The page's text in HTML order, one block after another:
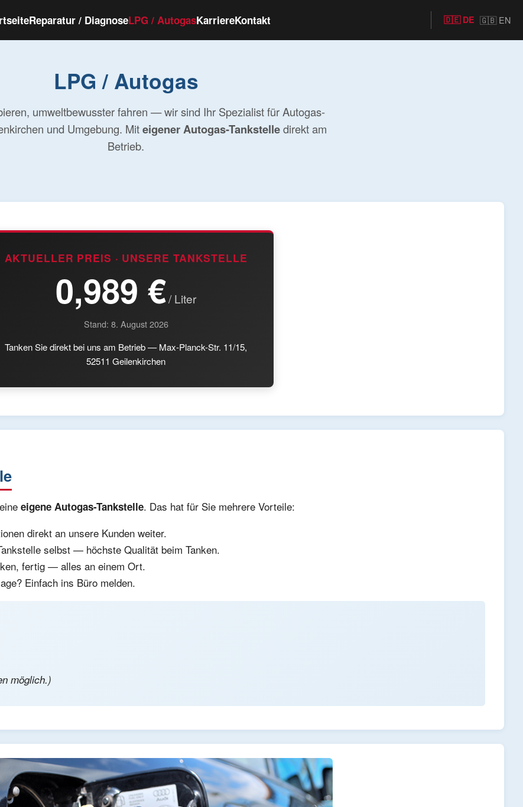
Reparatur / DiagnoseLPG / AutogasKarriereKontakt 🇩🇪 DE 🇬🇧 EN
LPG / Autogas
umweltbewusster fahren — wir sind Ihr Spezialist für Autogas-
und Umgebung. Miteigener Autogas-Tankstelledirekt am
Betrieb.
AKTUELLER PREIS · UNSERE TANKSTELLE
0,989 €/ Liter
Stand: 8. August 2026
Tanken Sie direkt bei uns am Betrieb — Max-Planck-Str. 11/15,
52511 Geilenkirchen
eigene Autogas-Tankstelle. Das hat für Sie mehrere Vorteile:
direkt an unsere Kunden weiter.
selbst — höchste Qualität beim Tanken.
fertig — alles an einem Ort.
Einfach ins Büro melden.
möglich.)